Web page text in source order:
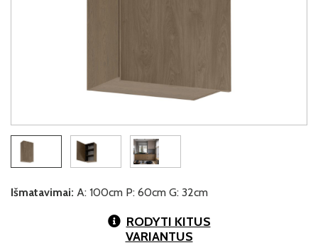
Išmatavimai: A: 100cm P: 60cm G: 32cm
RODYTI KITUS
VARIANTUS